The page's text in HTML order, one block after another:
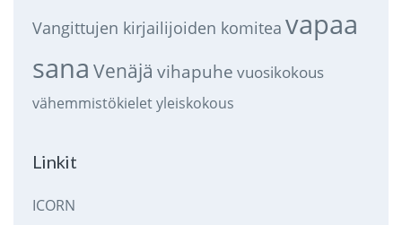
Vangittujen kirjailijoiden komitea vapaa
sana Venäjä vihapuhe vuosikokous
vähemmistökieletyleiskokous
Linkit
ICORN